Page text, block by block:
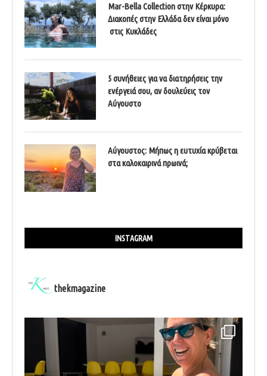
Mar-Bella Collection στην Κέρκυρα:
Διακοπές στην Ελλάδα δεν είναι μόνο
στις Κυκλάδες
5 συνήθειες για να διατηρήσεις την
ενέργειά σου, αν δουλεύεις τον
Αύγουστο
Αύγουστος: Μήπως η ευτυχία κρύβεται
στα καλοκαιρινά πρωινά;
INSTAGRAM
thekmagazine